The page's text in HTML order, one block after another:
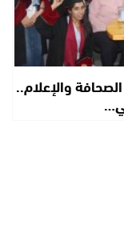
والإعلام..